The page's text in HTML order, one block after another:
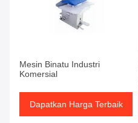
Mesin Binatu Industri
Komersial
Dapatkan Harga Terbaik